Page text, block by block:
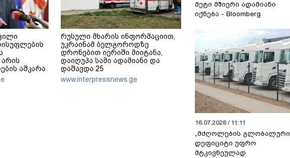
არის
აშკარა
რუსული მხარის ინფორმაციით,
უკრაინამ ბელგოროდზე
დრონებით იერიში მიიტანა,
დაიღუპა სამი ადამიანი და
დაშავდა 25
www.interpressnews.ge
მეტი მშიერი ადამიანი
იქნება - Bloomberg
16.07.2026 / 11:11
„მძღოლების გლობალური
დეფიციტი უფრო
მტკივნეულად